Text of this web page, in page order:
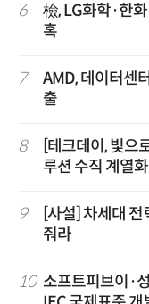
6
檢, LG화학·한
혹
7
AMD, 데이터센
출
8
[테크데이, 빛으
루션 수직 계열
9
[사설] 차세대
줘라
10 소프트피브이·